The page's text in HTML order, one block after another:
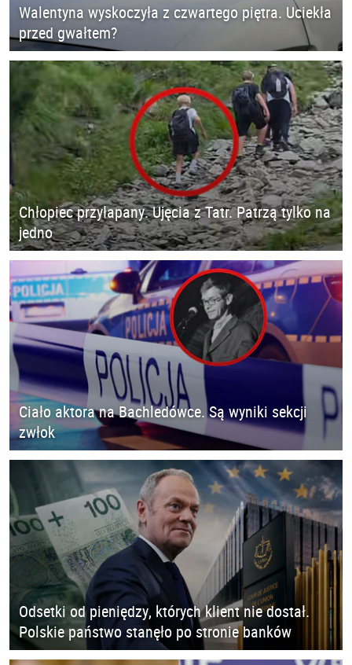
Walentyna wyskoczyła z czwartego piętra. Uciekła
przed gwałtem?
Chłopiec przyłapany. Ujęcia z Tatr. Patrzą tylko na
jedno
Ciało aktora na Bachledówce. Są wyniki sekcji
zwłok
Odsetki od pieniędzy, których klient nie dostał.
Polskie państwo stanęło po stronie banków